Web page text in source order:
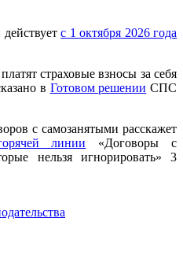
с 1 октября 2026 года
страховые взносы за себя
в Готовом решении СПС
с самозанятыми расскажет
линии «Договоры с
нельзя игнорировать» 3